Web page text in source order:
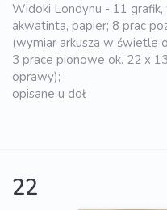
Widoki Londynu - 11
akwatinta, papier; 8 prac
(wymiar arkusza w świetle
3 prace pionowe ok. 22 x
oprawy);
opisane u doł
22